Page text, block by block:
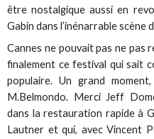
être nostalgique aussi en
Gabin dans l’inénarrable scène
Cannes ne pouvait pas ne pas
finalement ce festival qui sait
populaire. Un grand
M.Belmondo. Merci Jeff
dans la restauration rapide à
Lautner et qui, avec Vincent